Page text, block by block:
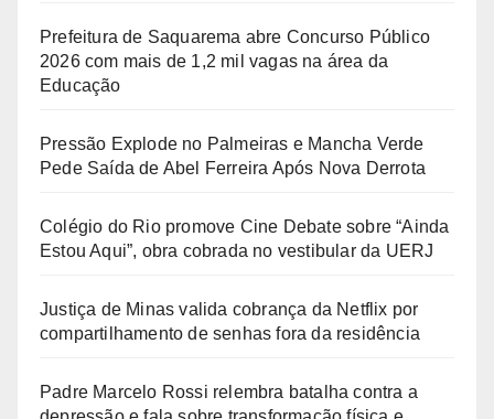
Prefeitura de Saquarema abre Concurso Público
2026 com mais de 1,2 mil vagas na área da
Educação
Pressão Explode no Palmeiras e Mancha Verde
Pede Saída de Abel Ferreira Após Nova Derrota
Colégio do Rio promove Cine Debate sobre “Ainda
Estou Aqui”, obra cobrada no vestibular da UERJ
Justiça de Minas valida cobrança da Netflix por
compartilhamento de senhas fora da residência
Padre Marcelo Rossi relembra batalha contra a